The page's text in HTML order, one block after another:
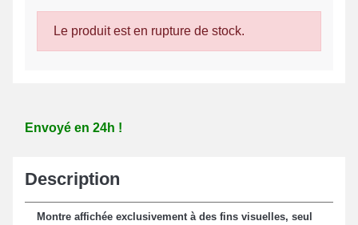
Le produit est en rupture de stock.
Envoyé en 24h !
Description
Montre affichée exclusivement à des fins visuelles, seul